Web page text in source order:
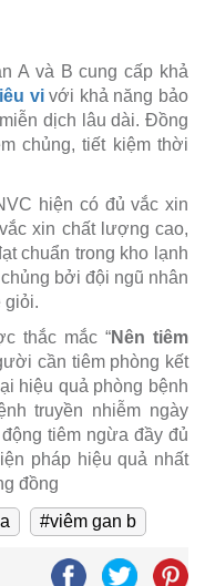
A và B cung cấp khả
vivới khả năng bảo
dịch lâu dài. Đồng
chủng, tiết kiệm thời
hiện có đủ vắc xin
xin chất lượng cao,
chuẩn trong kho lạnh
bởi đội ngũ nhân
giỏi.
thắc mắc “Nên tiêm
cần tiêm phòng kết
hiệu quả phòng bệnh
truyền nhiễm ngày
tiêm ngừa đầy đủ
pháp hiệu quả nhất
đồng
#viêm gan b